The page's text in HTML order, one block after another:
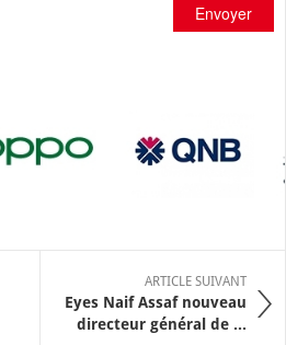
Envoyer
ARTICLE SUIVANT
Eyes Naif Assaf nouveau
directeur général de ...